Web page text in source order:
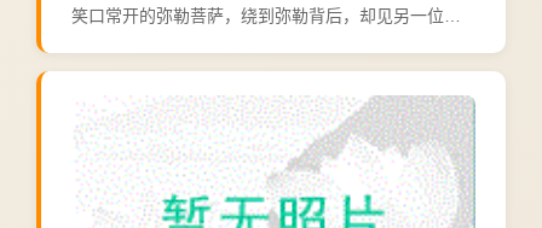
笑口常开的弥勒菩萨，绕到弥勒背后，却见另一位神
宝殿而立——他，就是韦驮菩萨。弥勒笑迎十方来
客，韦驮守护道场安...